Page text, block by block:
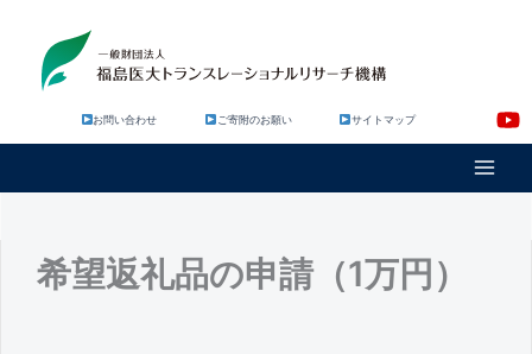
ッ
お問い合わせ ご寄附のお願い サイトマップ
希望返礼品の申請（1万円）